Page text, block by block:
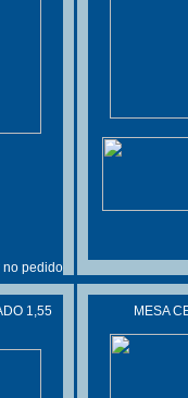
no pedido
1,55
MESA